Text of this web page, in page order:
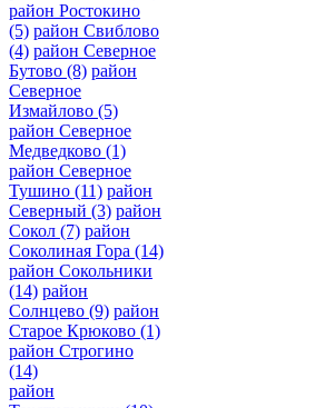
район Ростокино
(5) район Свиблово
(4) район Северное
Бутово (8) район
Северное
Измайлово (5)
район Северное
Медведково (1)
район Северное
Тушино (11) район
Северный (3) район
Сокол (7) район
Соколиная Гора (14)
район Сокольники
(14) район
Солнцево (9) район
Старое Крюково (1)
район Строгино
(14)
район